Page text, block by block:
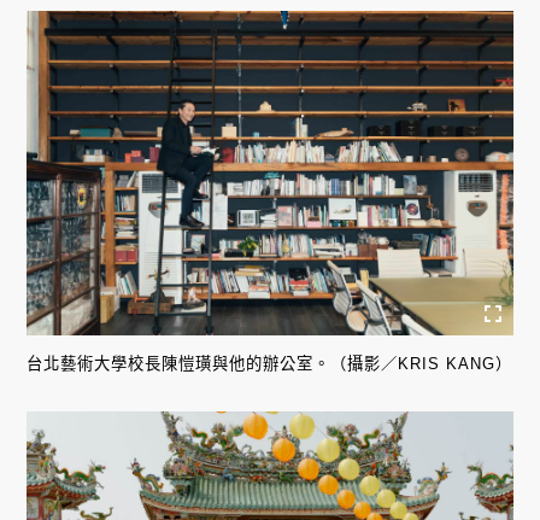
台北藝術大學校長陳愷璜與他的辦公室。（攝影／KRIS KANG）